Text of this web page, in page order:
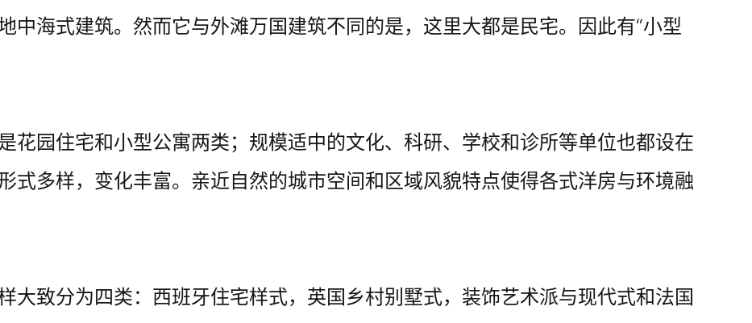
中海式建筑。然而它与外滩万国建筑不同的是，这里大都是民宅。因此有“小型
花园住宅和小型公寓两类；规模适中的文化、科研、学校和诊所等单位也都设在
式多样，变化丰富。亲近自然的城市空间和区域风貌特点使得各式洋房与环境融
大致分为四类：西班牙住宅样式，英国乡村别墅式，装饰艺术派与现代式和法国